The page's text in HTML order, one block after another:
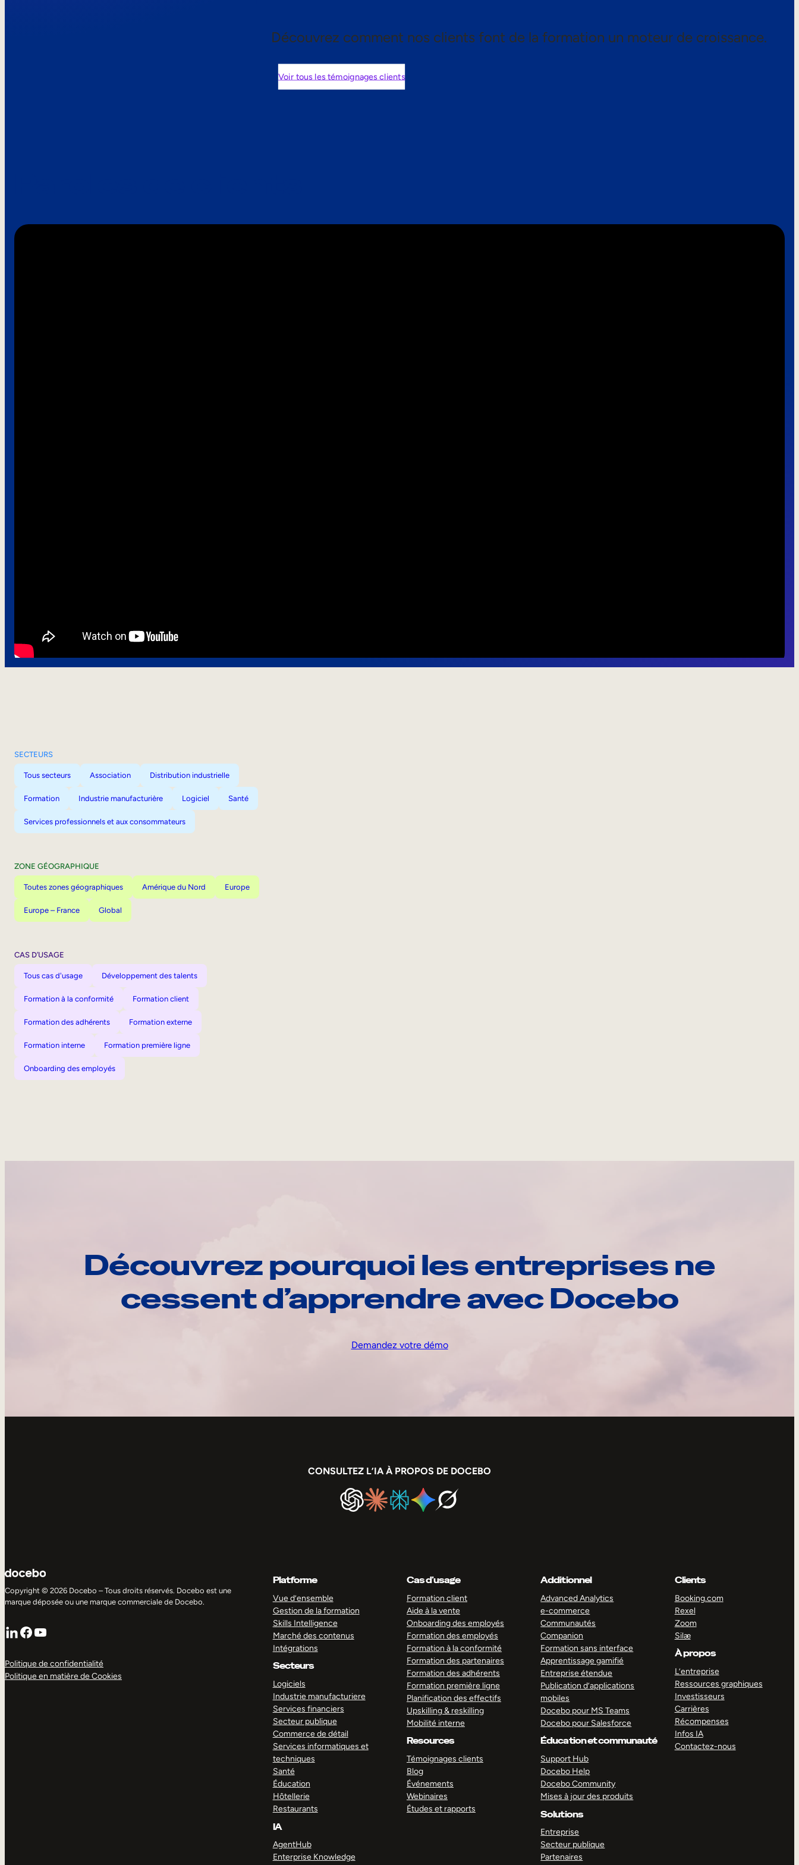
Découvrez comment nos clients font de la formation un moteur de croissance.
Voir tous les témoignages clients
SECTEURS
Tous secteurs Association Distribution industrielle
Formation Industrie manufacturière Logiciel Santé
Services professionnels et aux consommateurs
ZONE GÉOGRAPHIQUE
Toutes zones géographiques Amérique du Nord Europe
Europe – France Global
CAS D’USAGE
Tous cas d'usage Développement des talents
Formation à la conformité Formation client
Formation des adhérents Formation externe
Formation interne Formation première ligne
Onboarding des employés
Découvrez pourquoi les entreprises ne
cessent d’apprendre avec Docebo
Demandez votre démo
CONSULTEZ L’IA À PROPOS DE DOCEBO
Copyright © 2026 Docebo – Tous droits réservés. Docebo est une
marque déposée ou une marque commerciale de Docebo.
LinkedIn
Facebook
YouTube
Politique de confidentialité
Politique en matière de Cookies
Platforme
Vue d’ensemble
Gestion de la formation
Skills Intelligence
Marché des contenus
Intégrations
Secteurs
Logiciels
Industrie manufacturiere
Services financiers
Secteur publique
Commerce de détail
Services informatiques et
techniques
Santé
Éducation
Hôtellerie
Restaurants
IA
AgentHub
Enterprise Knowledge
Cas d’usage
Formation client
Aide à la vente
Onboarding des employés
Formation des employés
Formation à la conformité
Formation des partenaires
Formation des adhérents
Formation première ligne
Planification des effectifs
Upskilling & reskilling
Mobilité interne
Resources
Témoignages clients
Blog
Événements
Webinaires
Études et rapports
Additionnel
Advanced Analytics
e-commerce
Communautés
Companion
Formation sans interface
Apprentissage gamifié
Entreprise étendue
Publication d’applications
mobiles
Docebo pour MS Teams
Docebo pour Salesforce
Éducation et communauté
Support Hub
Docebo Help
Docebo Community
Mises à jour des produits
Solutions
Entreprise
Secteur publique
Partenaires
Clients
Booking.com
Rexel
Zoom
Silæ
À propos
L’entreprise
Ressources graphiques
Investisseurs
Carrières
Récompenses
Infos IA
Contactez-nous